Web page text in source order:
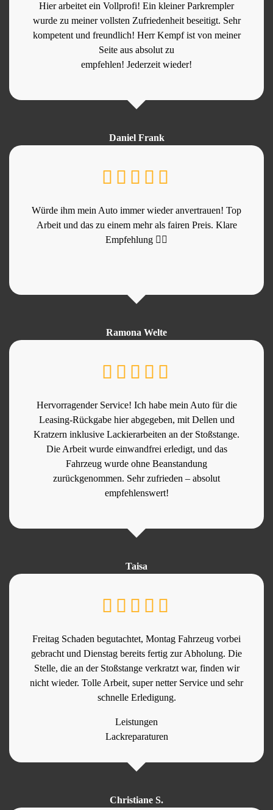
Hier arbeitet ein Vollprofi! Ein kleiner Parkrempler
wurde zu meiner vollsten Zufriedenheit beseitigt. Sehr
kompetent und freundlich! Herr Kempf ist von meiner
Seite aus absolut zu
empfehlen! Jederzeit wieder!
Daniel Frank
Würde ihm mein Auto immer wieder anvertrauen! Top
Arbeit und das zu einem mehr als fairen Preis. Klare
Empfehlung 👍🏻
Ramona Welte
Hervorragender Service! Ich habe mein Auto für die
Leasing-Rückgabe hier abgegeben, mit Dellen und
Kratzern inklusive Lackierarbeiten an der Stoßstange.
Die Arbeit wurde einwandfrei erledigt, und das
Fahrzeug wurde ohne Beanstandung
zurückgenommen. Sehr zufrieden – absolut
empfehlenswert!
Taisa
Freitag Schaden begutachtet, Montag Fahrzeug vorbei
gebracht und Dienstag bereits fertig zur Abholung. Die
Stelle, die an der Stoßstange verkratzt war, finden wir
nicht wieder. Tolle Arbeit, super netter Service und sehr
schnelle Erledigung.
Leistungen
Lackreparaturen
Christiane S.